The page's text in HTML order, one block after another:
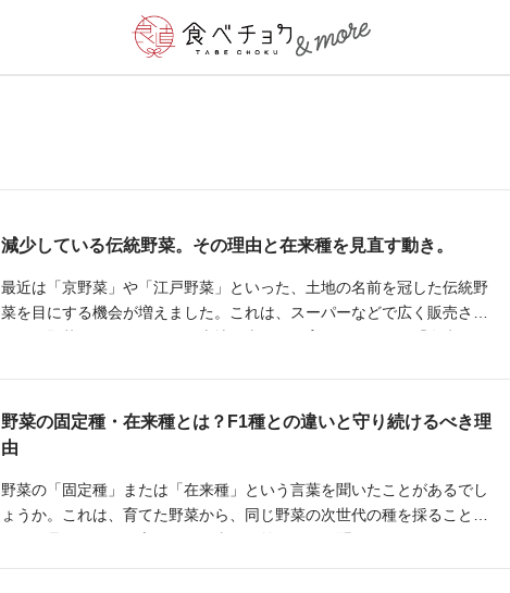
減少している伝統野菜。その理由と在来種を見直す動き。
最近は「京野菜」や「江戸野菜」といった、土地の名前を冠した伝統野
菜を目にする機会が増えました。これは、スーパーなどで広く販売され
野菜の固定種・在来種とは？F1種との違いと守り続けるべき理
由
野菜の「固定種」または「在来種」という言葉を聞いたことがあるでし
ょうか。これは、育てた野菜から、同じ野菜の次世代の種を採ることが
は、それができない野菜も少なくないのです。